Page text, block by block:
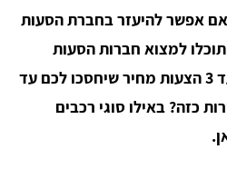
אפשר להיעזר בחברת הסעות
למצוא חברות הסעות
מקצועיות ואמינות ולקבל עד 3 הצעות מחיר שיחסכו לכם עד
כזה? באילו סוגי רכבים